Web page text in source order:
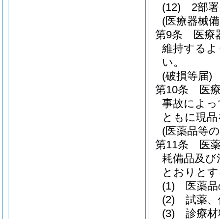
(12)
2部
(医療器械
第9条
医療
維持する
い。
(破損等届)
第10条
医
事故によ
ともに現
(医薬品等
第11条
医
耗備品及び
とおりと
(1)
医薬
(2)
試薬
(3)
診療